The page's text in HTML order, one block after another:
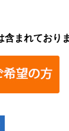
まれておりま